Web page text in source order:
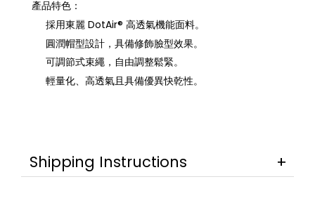
產品特色：
採用東麗 DotAir® 高透氣機能面料。
圓潤帽型設計，具備修飾臉型效果。
可調節式束繩，自由調整鬆緊。
輕量化、高透氣且具備優異快乾性。
Shipping Instructions